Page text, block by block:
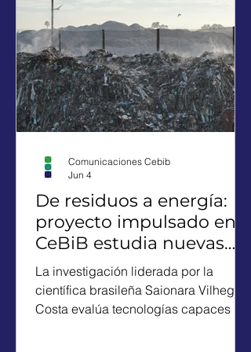
Atacama hoy se traduce en un
hallazgo concreto. Un equipo liderado
por el investigador Sebastián
Rodríguez, del Centro de
Biotecnología y Bioingeniería
De residuos a energía:
proyecto impulsado en
CeBiB estudia nuevas
alternativas para la
valorización energética
urbana
La investigación liderada por la
científica brasileña Saionara Vilhegas
Costa evalúa tecnologías capaces de
Comunicaciones Cebib
Jun 4